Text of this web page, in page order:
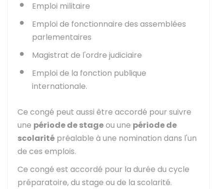
Emploi militaire
Emploi de fonctionnaire des assemblées
parlementaires
Magistrat de l'ordre judiciaire
Emploi de la fonction publique
internationale.
Ce congé peut aussi être accordé pour suivre
une période de stageou une période de
scolarité préalable à une nomination dans l'un
de ces emplois.
Ce congé est accordé pour la durée du cycle
préparatoire, du stage ou de la scolarité.